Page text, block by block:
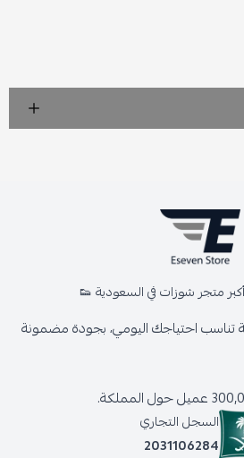
متجر شوزات في السعودية 👟
تناسب احتياجك اليومي، بجودة مضمونة
السجل التجاري
2031106284